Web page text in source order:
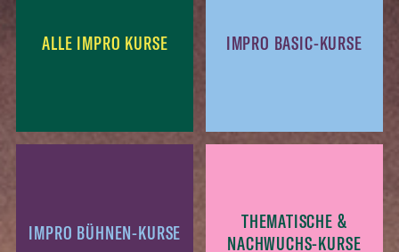
ALLE IMPRO KURSE IMPRO BASIC-KURSE
IMPRO BÜHNEN-KURSE
THEMATISCHE &
NACHWUCHS-KURSE